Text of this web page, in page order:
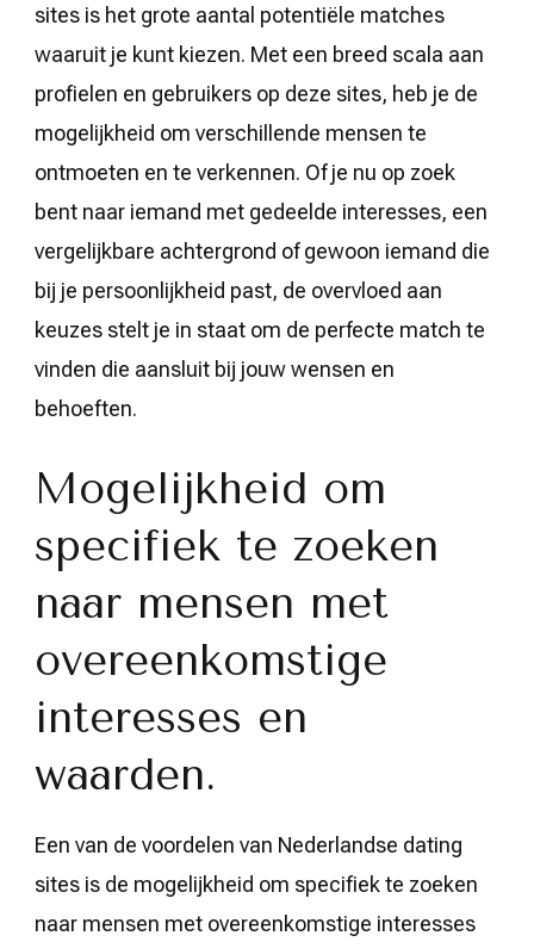
sites is het grote aantal potentiële matches
waaruit je kunt kiezen. Met een breed scala aan
profielen en gebruikers op deze sites, heb je de
mogelijkheid om verschillende mensen te
ontmoeten en te verkennen. Of je nu op zoek
bent naar iemand met gedeelde interesses, een
vergelijkbare achtergrond of gewoon iemand die
bij je persoonlijkheid past, de overvloed aan
keuzes stelt je in staat om de perfecte match te
vinden die aansluit bij jouw wensen en
behoeften.
Mogelijkheid om
specifiek te zoeken
naar mensen met
overeenkomstige
interesses en
waarden.
Een van de voordelen van Nederlandse dating
sites is de mogelijkheid om specifiek te zoeken
naar mensen met overeenkomstige interesses